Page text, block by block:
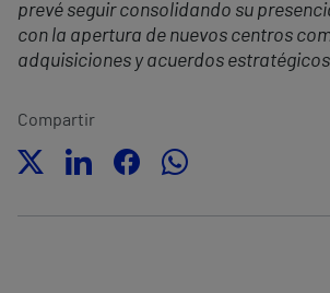
prevé seguir consolidando su
con la apertura de nuevos centros
adquisiciones y acuerdos
Compartir